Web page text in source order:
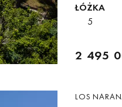
ŁÓŻKA
5
2 495
LOS